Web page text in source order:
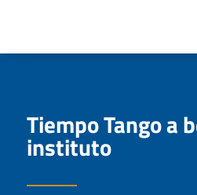
Tiempo Tango a
instituto